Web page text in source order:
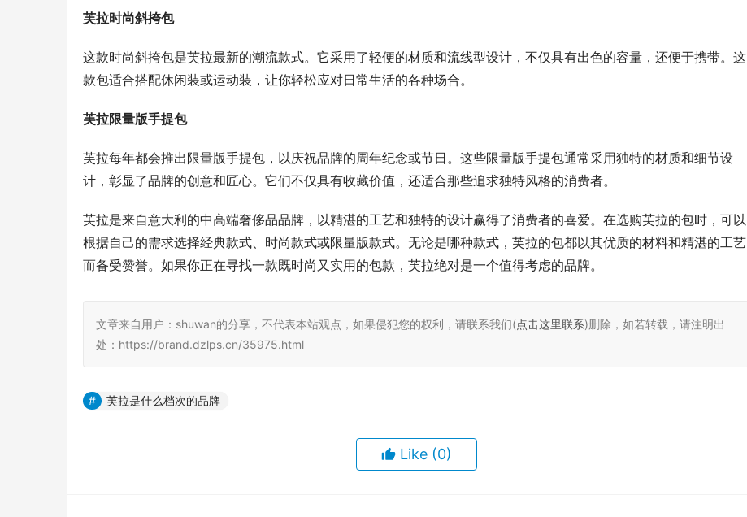
芙拉时尚斜挎包
这款时尚斜挎包是芙拉最新的潮流款式。它采用了轻便的材质和流线型设计，不仅具有出色的容量，还便于携带。这
款包适合搭配休闲装或运动装，让你轻松应对日常生活的各种场合。
芙拉限量版手提包
芙拉每年都会推出限量版手提包，以庆祝品牌的周年纪念或节日。这些限量版手提包通常采用独特的材质和细节设
计，彰显了品牌的创意和匠心。它们不仅具有收藏价值，还适合那些追求独特风格的消费者。
芙拉是来自意大利的中高端奢侈品品牌，以精湛的工艺和独特的设计赢得了消费者的喜爱。在选购芙拉的包时，可以
根据自己的需求选择经典款式、时尚款式或限量版款式。无论是哪种款式，芙拉的包都以其优质的材料和精湛的工艺
而备受赞誉。如果你正在寻找一款既时尚又实用的包款，芙拉绝对是一个值得考虑的品牌。
文章来自用户：shuwan的分享，不代表本站观点，如果侵犯您的权利，请联系我们(点击这里联系)删除，如若转载，请注明出
处：https://brand.dzlps.cn/35975.html
芙拉是什么档次的品牌
Like (0)